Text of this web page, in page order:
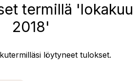
termillä 'lokakuu
2018'
löytyneet tulokset.